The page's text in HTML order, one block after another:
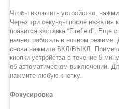
Чтобы включить устройство,
Через три секунды после
появится заставка “Firefield”. Еще
начнет работать в ночном
снова нажмите ВКЛ/ВЫКЛ.
кнопки устройства в течение 5
об автоматическом выключении.
нажмите любую кнопку.
Фокусировка